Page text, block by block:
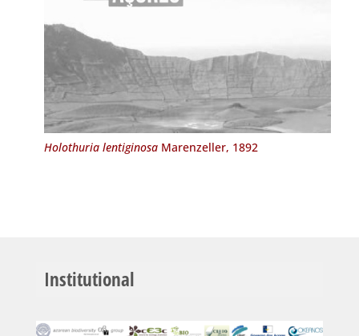
Holothuria lentiginosaMarenzeller, 1892
Institutional